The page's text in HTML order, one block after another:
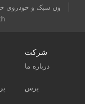
ون سبک و خودروی
شرکت
درباره ما
پرس